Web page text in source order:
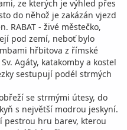
ze kterých je výhled přes
do něhož je zakázán vjezd
RABAT - živé městečko,
pod zemí, neboť bylo
hřbitova z římské
Agáty, katakomby a kostel
sestupují podél strmých
se strmými útesy, do
s největší modrou jeskyní.
pestrou hru barev, kterou